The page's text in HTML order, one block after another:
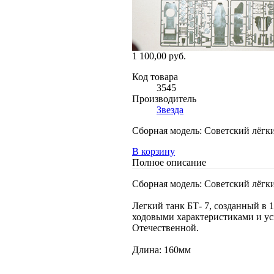
1 100,00 руб.
Код товара
3545
Производитель
Звезда
Сборная модель: Советский
В корзину
Полное описание
Сборная модель: Советский
Легкий танк БТ- 7, созданный в
ходовыми характеристиками и
Отечественной.
Длина: 160мм